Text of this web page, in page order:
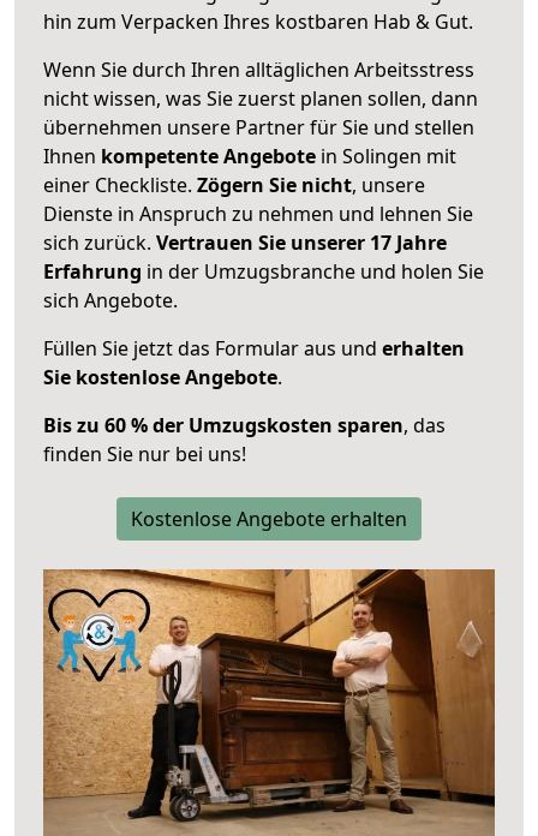
hin zum Verpacken Ihres kostbaren Hab & Gut.
Wenn Sie durch Ihren alltäglichen Arbeitsstress
nicht wissen, was Sie zuerst planen sollen, dann
übernehmen unsere Partner für Sie und stellen
Ihnen kompetente Angebote in Solingen mit
einer Checkliste. Zögern Sie nicht, unsere
Dienste in Anspruch zu nehmen und lehnen Sie
sich zurück. Vertrauen Sie unserer 17 Jahre
Erfahrung in der Umzugsbranche und holen Sie
sich Angebote.
Füllen Sie jetzt das Formular aus und erhalten
Sie kostenlose Angebote.
Bis zu 60 % der Umzugskosten sparen, das
finden Sie nur bei uns!
Kostenlose Angebote erhalten